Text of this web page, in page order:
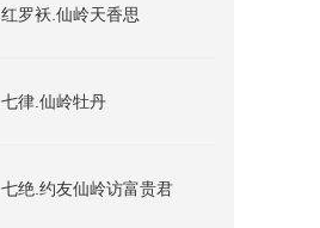
红罗袄.仙岭天香思
七律.仙岭牡丹
七绝.约友仙岭访富贵君